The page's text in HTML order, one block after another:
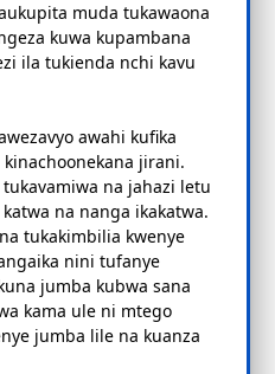
muda tukawaona
kuwa kupambana
ila tukienda nchi kavu
awahi kufika
jirani.
na jahazi letu
na nanga ikakatwa.
tukakimbilia kwenye
nini tufanye
jumba kubwa sana
kama ule ni mtego
jumba lile na kuanza